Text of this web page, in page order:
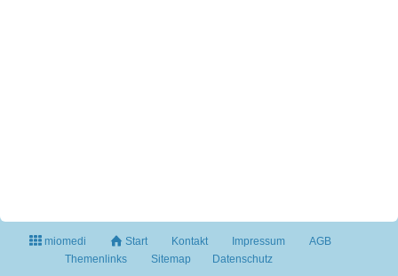
miomedi Start Kontakt Impressum
AGB
Themenlinks
Sitemap Datenschutz